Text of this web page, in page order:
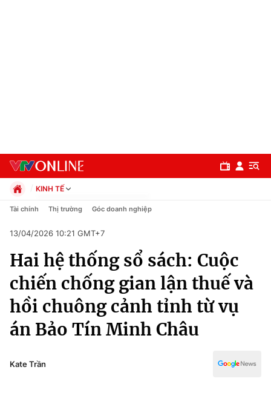
Chuyên mục
Chính trị
Xã hội
KINH TẾ
Chính trị
Pháp luật
Kinh tế
Thể thao
Truyền hình
Văn hóa - Giải trí
Đời sống
Giáo dục
Tài chính Thị trường Góc doanh nghiệp
13/04/2026 10:21 GMT+7
Hai hệ thống sổ sách: Cuộc
chiến chống gian lận thuế và
hồi chuông cảnh tỉnh từ vụ
án Bảo Tín Minh Châu
Kate Trần